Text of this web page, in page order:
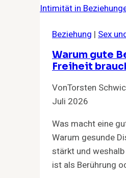
Beziehung | Sex
Warum gute
Freiheit
VonTorsten
Juli 2026
Was macht eine
Warum gesunde
stärkt und
ist als Berührung